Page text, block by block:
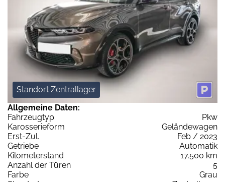
Standort Zentrallager
Allgemeine Daten:
Fahrzeugtyp
Pkw
Karosserieform
Geländewagen
Erst-Zul.
Feb / 2023
Getriebe
Automatik
Kilometerstand
17.500 km
Anzahl der Türen
5
Farbe
Grau